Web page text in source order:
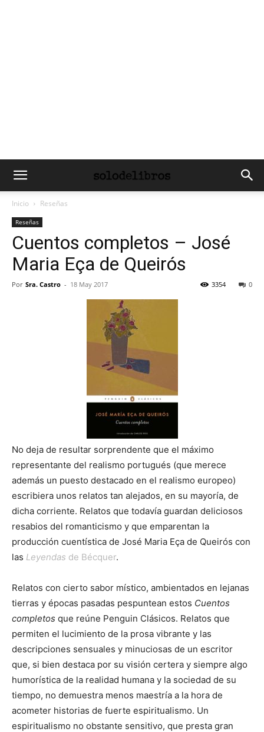
Inicio Reseñas
Reseñas
Cuentos completos – José
Maria Eça de Queirós
Por Sra. Castro - 18 May 2017 0
3354
No deja de resultar sorprendente que el máximo
representante del realismo portugués (que merece
además un puesto destacado en el realismo europeo)
escribiera unos relatos tan alejados, en su mayoría, de
dicha corriente. Relatos que todavía guardan deliciosos
resabios del romanticismo y que emparentan la
producción cuentística de José Maria Eça de Queirós con
las Leyendas de Bécquer.
Relatos con cierto sabor místico, ambientados en lejanas
tierras y épocas pasadas pespuntean estos Cuentos
completos que reúne Penguin Clásicos. Relatos que
permiten el lucimiento de la prosa vibrante y las
descripciones sensuales y minuciosas de un escritor
que, si bien destaca por su visión certera y siempre algo
humorística de la realidad humana y la sociedad de su
tiempo, no demuestra menos maestría a la hora de
acometer historias de fuerte espiritualismo. Un
espiritualismo no obstante sensitivo, que presta gran